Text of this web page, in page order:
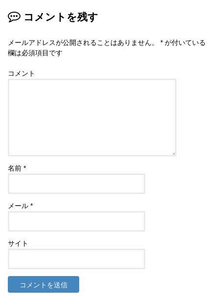
コメントを残す
メールアドレスが公開されることはありません。 * が付いている
欄は必須項目です
コメント
名前*
メール*
サイト